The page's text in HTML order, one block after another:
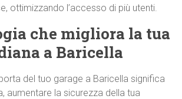
ottimizzando l’accesso di più utenti.
che migliora la tua
a Baricella
del tuo garage a Baricella significa
aumentare la sicurezza della tua